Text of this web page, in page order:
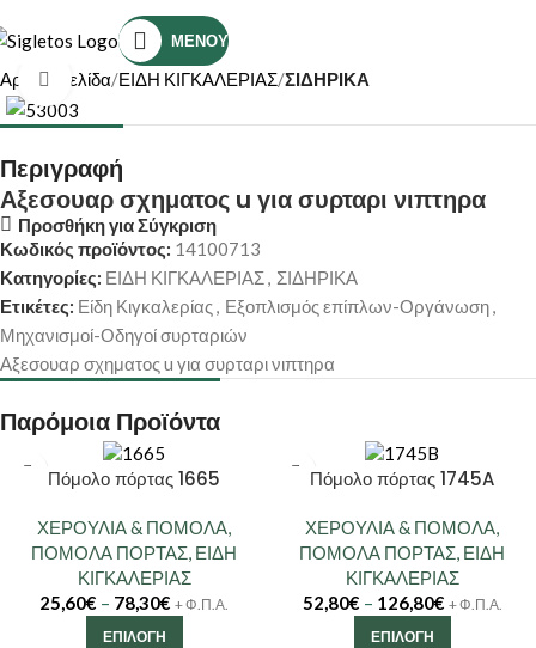
ΜΕΝΟΎ
Αρχική σελίδα ΕΙΔΗ ΚΙΓΚΑΛΕΡΙΑΣ ΣΙΔΗΡΙΚΑ
Κάντε κλικ για μεγέθυνση
Περιγραφή
Αξεσουαρ σχηματος u για συρταρι νιπτηρα
Προσθήκη για Σύγκριση
Κωδικός προϊόντος: 14100713
Κατηγορίες: ΕΙΔΗ ΚΙΓΚΑΛΕΡΙΑΣ, ΣΙΔΗΡΙΚΑ
Ετικέτες: Είδη Κιγκαλερίας, Εξοπλισμός επίπλων-Οργάνωση,
Μηχανισμοί-Οδηγοί συρταριών
Αξεσουαρ σχηματος u για συρταρι νιπτηρα
Παρόμοια Προϊόντα
Πόμολο πόρτας 1665
ΧΕΡΟΥΛΙΑ & ΠΟΜΟΛΑ,
ΠΟΜΟΛΑ ΠΟΡΤΑΣ, ΕΙΔΗ
ΚΙΓΚΑΛΕΡΙΑΣ
25,60€ – 78,30€ + Φ.Π.Α.
ΕΠΙΛΟΓΉ
Πόμολο πόρτας 1745A
ΧΕΡΟΥΛΙΑ & ΠΟΜΟΛΑ,
ΠΟΜΟΛΑ ΠΟΡΤΑΣ, ΕΙΔΗ
ΚΙΓΚΑΛΕΡΙΑΣ
52,80€ – 126,80€ + Φ.Π.Α.
ΕΠΙΛΟΓΉ